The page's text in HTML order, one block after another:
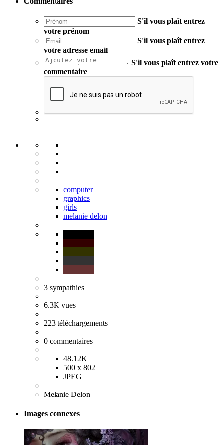
S'il vous plaît entrez
votre prénom
S'il vous plaît entrez
votre adresse email
S'il vous plaît entrez votre
commentaire
computer
graphics
girls
melanie delon
3 sympathies
6.3K vues
223 téléchargements
0 commentaires
48.12K
500 x 802
JPEG
Melanie Delon
Images connexes